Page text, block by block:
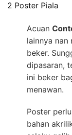
2 Poster Piala
Acuan
lainnya
beker.
dipasaran,
ini beker
menawan.
Poster
bahan